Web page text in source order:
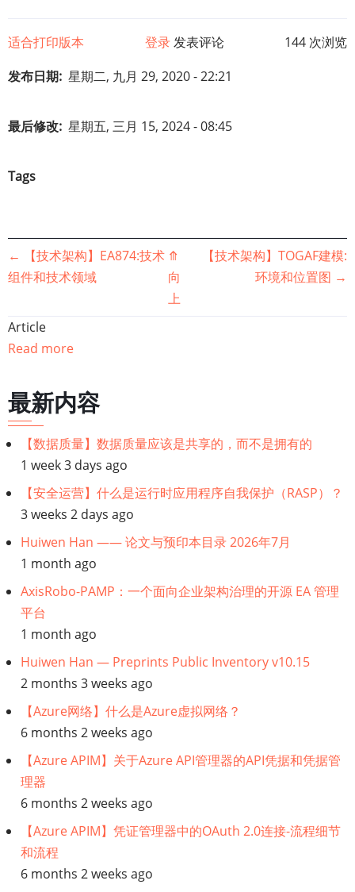
适合打印版本 登录发表评论
144 次浏览
发布日期 星期二, 九月 29, 2020 - 22:21
最后修改 星期五, 三月 15, 2024 - 08:45
Tags
书
遍
链
接：
【技
术
架
构】
TOGAF
建
模:
处
理
图
←
【技术架构】EA874:技术
组件和技术领域
⤊
向
上
【技术架构】TOGAF建模:
环境和位置图 →
Article
Read more
最新内容
【数据质量】数据质量应该是共享的，而不是拥有的
1 week 3 days ago
【安全运营】什么是运行时应用程序自我保护（RASP）？
3 weeks 2 days ago
Huiwen Han —— 论文与预印本目录 2026年7月
1 month ago
AxisRobo-PAMP：一个面向企业架构治理的开源 EA 管理
平台
1 month ago
Huiwen Han — Preprints Public Inventory v10.15
2 months 3 weeks ago
【Azure网络】什么是Azure虚拟网络？
6 months 2 weeks ago
【Azure APIM】关于Azure API管理器的API凭据和凭据管
理器
6 months 2 weeks ago
【Azure APIM】凭证管理器中的OAuth 2.0连接-流程细节
和流程
6 months 2 weeks ago